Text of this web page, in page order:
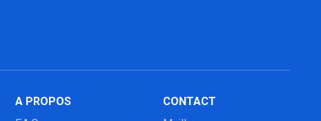
A PROPOS
CONTACT